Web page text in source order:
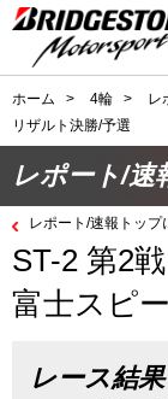
ホーム > 4輪 > レ
リザルト決勝/予選
レポート/速
レポート/速報トップ
ST-2 第2戦
富士スピ
レース結果